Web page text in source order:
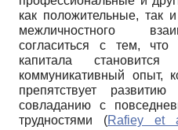
как положительные, так
межличностного
согласиться с тем, что
капитала
коммуникативный опыт,
препятствует
совладанию с
трудностями (Rafiey et